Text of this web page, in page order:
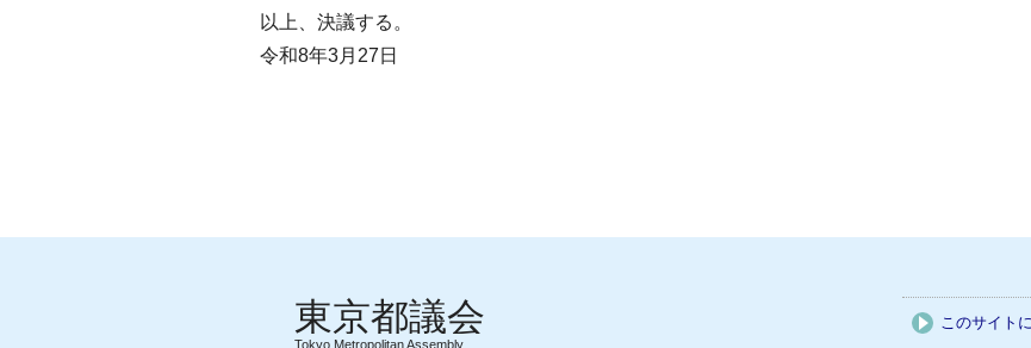
以上、決議する。
令和8年3月27日
このサイト
Tokyo Metropolitan Assembly